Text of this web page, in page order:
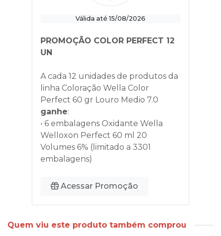
Válida até 15/08/2026
PROMOÇÃO COLOR PERFECT 12
UN
A cada 12 unidades de produtos da
linha Coloração Wella Color
Perfect 60 gr Louro Medio 7.0
ganhe:
• 6 embalagens Oxidante Wella
Welloxon Perfect 60 ml 20
Volumes 6% (limitado a 3301
embalagens)
Acessar Promoção
Quem viu este produto também comprou